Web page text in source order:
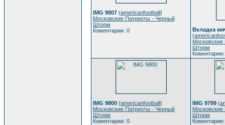
IMG 9807 (americanfootball)
Московские Патриоты - Черный
Шторм
Коментарии: 0
Вкладка
(
Шторм
IMG 9800 (americanfootball)
Московские Патриоты - Черный
Шторм
Коментарии: 0
IMG 9799 (
Шторм